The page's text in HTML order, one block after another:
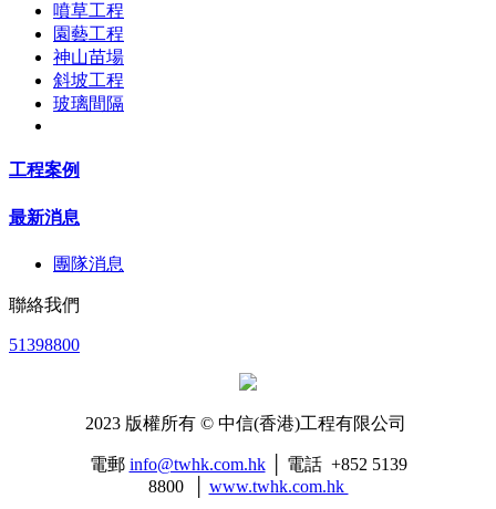
噴草工程
園藝工程
神山苗場
斜坡工程
玻璃間隔
工程案例
最新消息
團隊消息
聯絡我們
51398800
2023 版權所有 © 中信(香港)工程有限公司
電郵 info@twhk.com.hk│ 電話 +852 5139
8800 │ www.twhk.com.hk